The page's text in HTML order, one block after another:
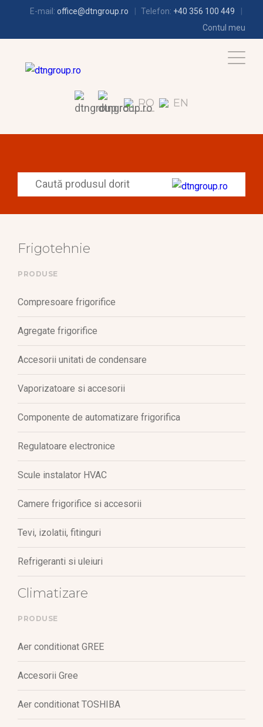
E-mail: office@dtngroup.ro Telefon: +40 356 100 449
Contul meu
RO EN
Frigotehnie
PRODUSE
Compresoare frigorifice
Agregate frigorifice
Accesorii unitati de condensare
Vaporizatoare si accesorii
Componente de automatizare frigorifica
Regulatoare electronice
Scule instalator HVAC
Camere frigorifice si accesorii
Tevi, izolatii, fitinguri
Refrigeranti si uleiuri
Climatizare
PRODUSE
Aer conditionat GREE
Accesorii Gree
Aer conditionat TOSHIBA